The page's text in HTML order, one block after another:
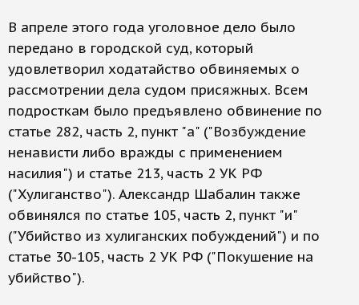
В апреле этого года уголовное дело было
передано в городской суд, который
удовлетворил ходатайство обвиняемых о
рассмотрении дела судом присяжных. Всем
подросткам было предъявлено обвинение по
статье 282, часть 2, пункт "а" ("Возбуждение
ненависти либо вражды с применением
насилия") и статье 213, часть 2 УК РФ
("Хулиганство"). Александр Шабалин также
обвинялся по статье 105, часть 2, пункт "и"
("Убийство из хулиганских побуждений") и по
статье 30-105, часть 2 УК РФ ("Покушение на
убийство").